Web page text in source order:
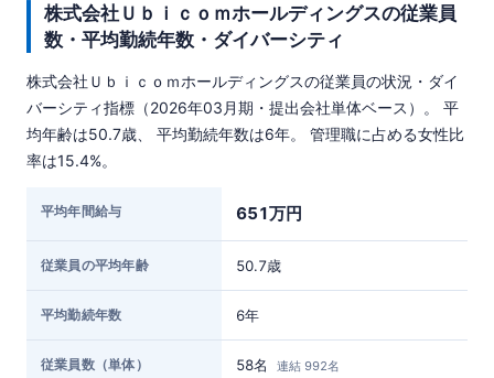
株式会社Ｕｂｉｃｏｍホールディングスの従業員
数・平均勤続年数・ダイバーシティ
株式会社Ｕｂｉｃｏｍホールディングスの従業員の状況・ダイ
バーシティ指標（2026年03月期・提出会社単体ベース）。 平
均年齢は50.7歳、 平均勤続年数は6年。 管理職に占める女性比
率は15.4%。
平均年間給与 651万円
従業員の平均年齢 50.7歳
平均勤続年数 6年
従業員数（単体） 58名 連結 992名